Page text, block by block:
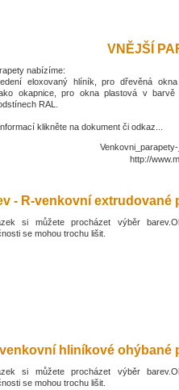
VNĚJŠÍ
nabízíme:
eloxovaný hlíník, pro dřevěná
okapnice, pro okna plastová v
RAL.
klikněte na dokument či odkaz...
http://
- R-venkovní extrudované
si můžete procházet výběr
se mohou trochu lišit.
hliníkové ohýbané
si můžete procházet výběr
se mohou trochu lišit.